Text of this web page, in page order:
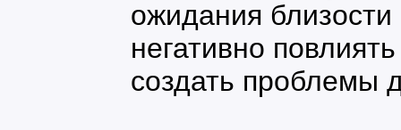
ожидания близости
негативно
создать проблемы